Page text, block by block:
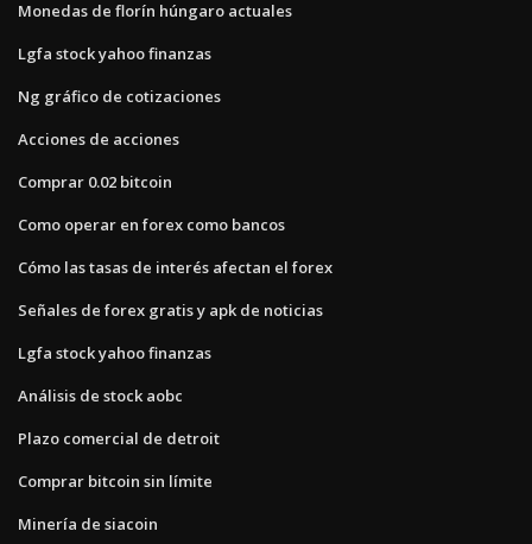
Monedas de florín húngaro actuales
Lgfa stock yahoo finanzas
Ng gráfico de cotizaciones
Acciones de acciones
Comprar 0.02 bitcoin
Como operar en forex como bancos
Cómo las tasas de interés afectan el forex
Señales de forex gratis y apk de noticias
Lgfa stock yahoo finanzas
Análisis de stock aobc
Plazo comercial de detroit
Comprar bitcoin sin límite
Minería de siacoin